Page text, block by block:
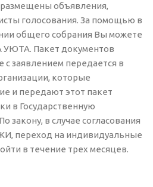
объявления,
голосования. За помощью в
общего собрания Вы можете
УЮТА. Пакет документов
с заявлением передается в
которые
и передают этот пакет
в Государственную
в случае согласования
переход на индивидуальные
в течение трех месяцев.